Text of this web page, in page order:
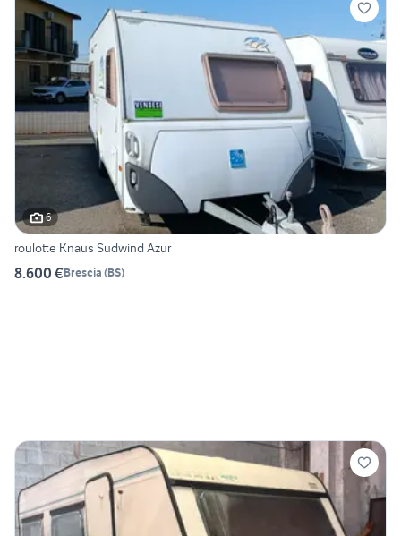
6
roulotte Knaus Sudwind Azur
8.600 €Brescia (BS)